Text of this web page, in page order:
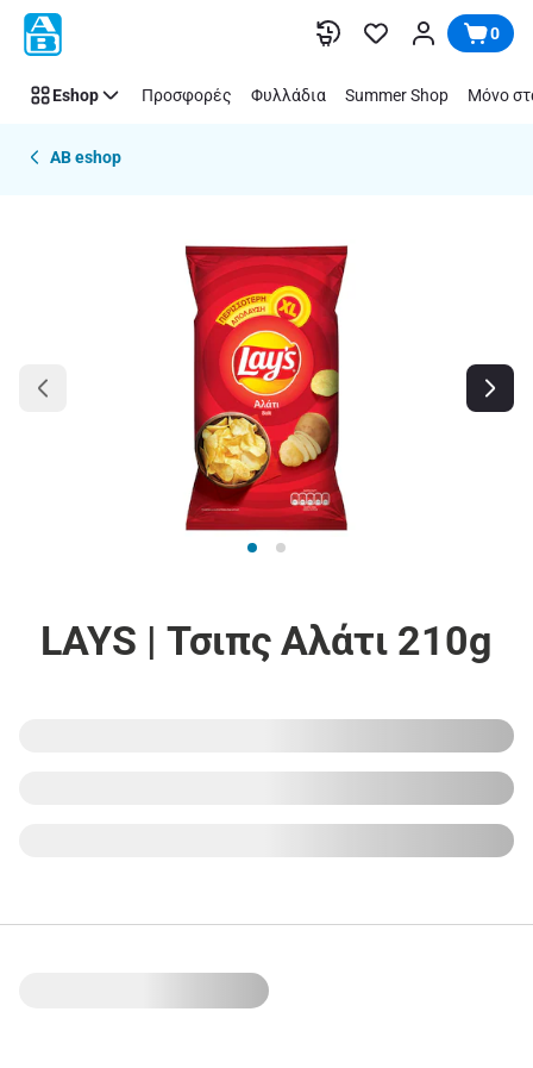
Παράλειψη 0
Eshop Προσφορές Φυλλάδια Summer Shop Μόνο
AB eshop
LAYS | Τσιπς Αλάτι 210g